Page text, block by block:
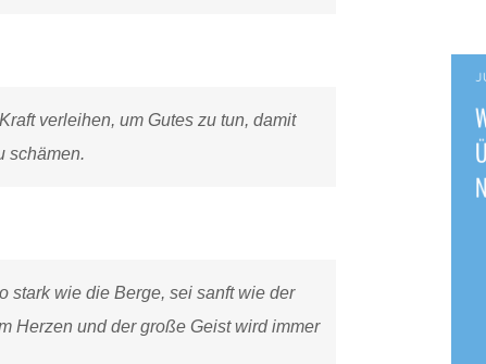
verleihen, um Gutes zu tun, damit
schämen.
stark wie die Berge, sei sanft wie der
Herzen und der große Geist wird immer